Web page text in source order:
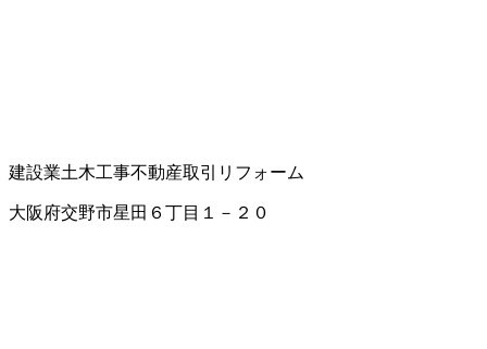
建設業土木工事不動産取引 リフォーム
大阪府交野市星田６丁目１－２０